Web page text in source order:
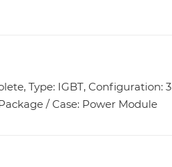
Type: IGBT, Configuration: 3
/ Case: Power Module